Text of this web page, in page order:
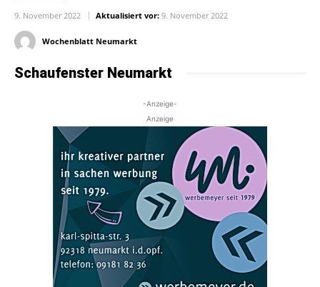
9. November 2022 Aktualisiert vor: 9. November 2022
Wochenblatt Neumarkt
Schaufenster Neumarkt
-Anzeige-
Anzeige